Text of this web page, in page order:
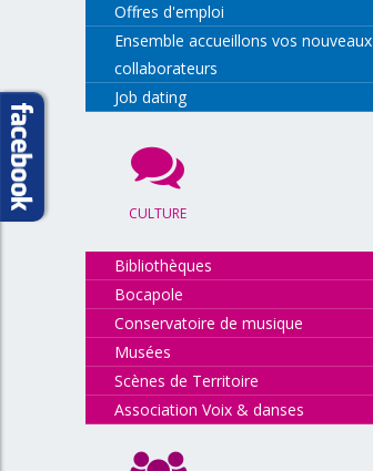
Offres d'emploi
Ensemble accueillons vos nouveaux
collaborateurs
Job dating
CULTURE
Bibliothèques
Bocapole
Conservatoire de musique
Musées
Scènes de Territoire
Association Voix & danses